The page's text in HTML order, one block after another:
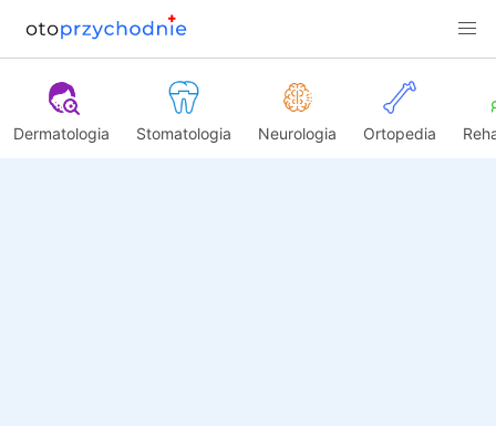
Dermatologia Stomatologia Neurologia Ortopedia